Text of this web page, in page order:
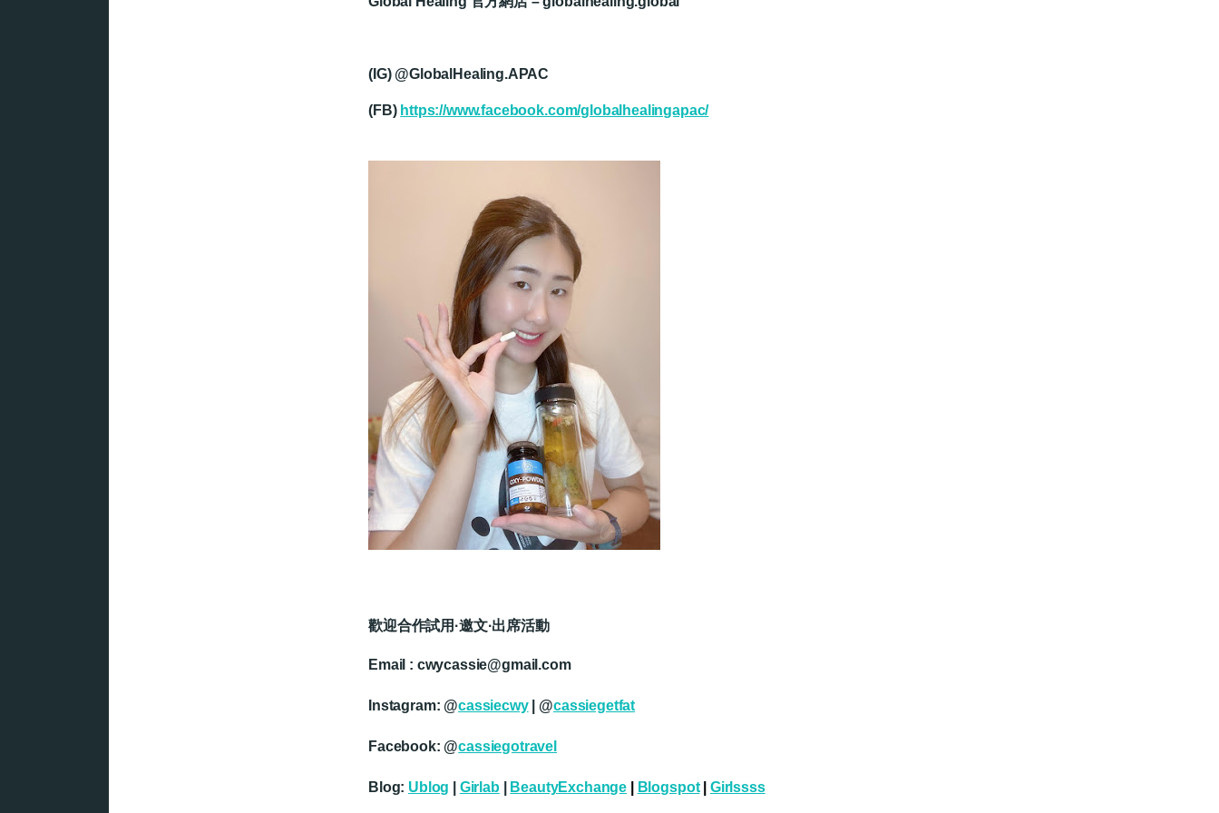
(IG) @GlobalHealing.APAC
(FB) https://www.facebook.com/globalhealingapac/
歡迎合作試用·邀文·出席活動
Email : cwycassie@gmail.com
Instagram: @cassiecwy| @cassiegetfat
Facebook: @cassiegotravel
Blog: Ublog Girlab BeautyExchange Blogspot Girlssss